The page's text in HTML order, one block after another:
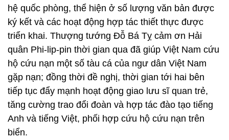
hệ quốc phòng, thể hiện ở số lượng văn bản được
ký kết và các hoạt động hợp tác thiết thực được
triển khai. Thượng tướng Đỗ Bá Tỵ cảm ơn Hải
quân Phi-lip-pin thời gian qua đã giúp Việt Nam cứu
hộ cứu nạn một số tàu cá của ngư dân Việt Nam
gặp nạn; đồng thời đề nghị, thời gian tới hai bên
tiếp tục đẩy mạnh hoạt động giao lưu sĩ quan trẻ,
tăng cường trao đổi đoàn và hợp tác đào tạo tiếng
Anh và tiếng Việt, phối hợp cứu hộ cứu nạn trên
biển.